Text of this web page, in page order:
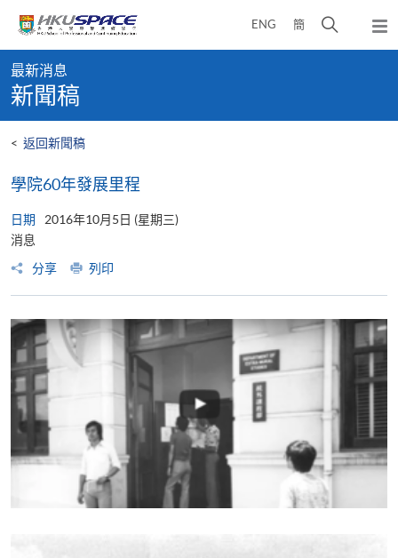
content
ENG 簡
開
彈
出
content
start
最新消息
新聞稿
< 返回新聞稿
學院60年發展里程
日期
2016年10月5日 (星期三)
消息
分享
列印